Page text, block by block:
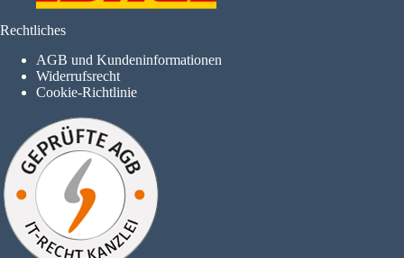
Rechtliches
AGB und Kundeninformationen
Widerrufsrecht
Cookie-Richtlinie